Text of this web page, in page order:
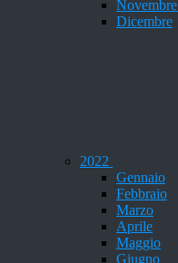
Novembre
Dicembre
2022
Gennaio
Febbraio
Marzo
Aprile
Maggio
Giugno